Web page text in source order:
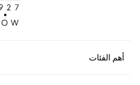
أهم الفئات